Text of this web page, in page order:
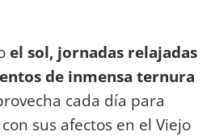
el sol, jornadas relajadas
de inmensa ternura
cada día para
sus afectos en el Viejo